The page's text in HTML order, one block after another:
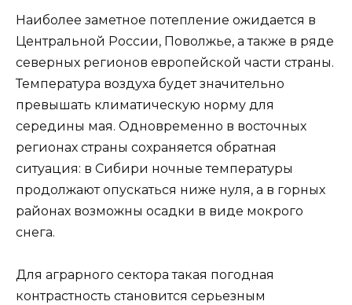
Наиболее заметное потепление ожидается в
Центральной России, Поволжье, а также в ряде
северных регионов европейской части страны.
Температура воздуха будет значительно
превышать климатическую норму для
середины мая. Одновременно в восточных
регионах страны сохраняется обратная
ситуация: в Сибири ночные температуры
продолжают опускаться ниже нуля, а в горных
районах возможны осадки в виде мокрого
снега.
Для аграрного сектора такая погодная
контрастность становится серьезным